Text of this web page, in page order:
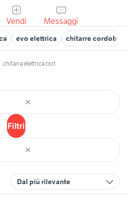
Vendi Messaggi
evo elettrica chitarre cordoba
chitarra elettrica cort
Filtri
Dal più rilevante